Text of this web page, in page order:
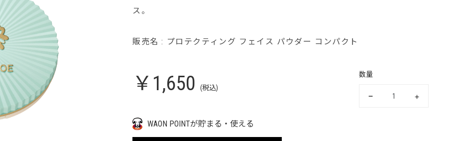
ス。
販売名 : プロテクティング フェイス パウダー コンパクト
￥1,650 (税込)
数量
WAON POINTが貯まる・使える